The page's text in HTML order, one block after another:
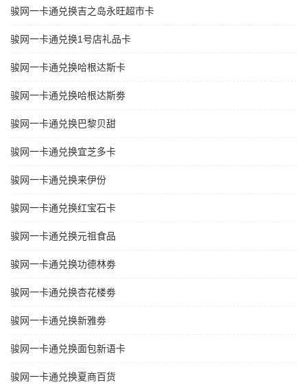
骏网一卡通兑换吉之岛永旺超市卡
骏网一卡通兑换1号店礼品卡
骏网一卡通兑换哈根达斯卡
骏网一卡通兑换哈根达斯劵
骏网一卡通兑换巴黎贝甜
骏网一卡通兑换宜芝多卡
骏网一卡通兑换来伊份
骏网一卡通兑换红宝石卡
骏网一卡通兑换元祖食品
骏网一卡通兑换功德林劵
骏网一卡通兑换杏花楼劵
骏网一卡通兑换新雅劵
骏网一卡通兑换面包新语卡
骏网一卡通兑换夏商百货